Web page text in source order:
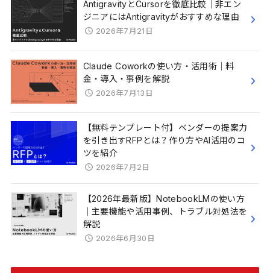
AntigravityとCursorを徹底比較｜非エン
ジニアにはAntigravityがおすすめな理由
2026年7月21日
Claude Coworkの使い方・活用術｜料
金・導入・事例を解説
2026年7月13日
【無料テンプレート付】ベンダーの提案力
を引き出すRFPとは？作り方やAI活用のコ
ツを紹介
2026年7月2日
【2026年最新版】NotebookLMの使い方
｜主要機能や活用事例、トラブル対処法を
解説
2026年6月30日